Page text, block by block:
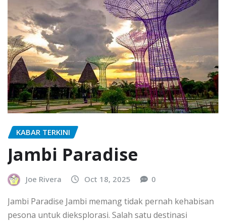
KABAR TERKINI
Jambi Paradise
Joe Rivera Oct 18, 2025 0
Jambi Paradise Jambi memang tidak pernah kehabisan
pesona untuk dieksplorasi. Salah satu destinasi